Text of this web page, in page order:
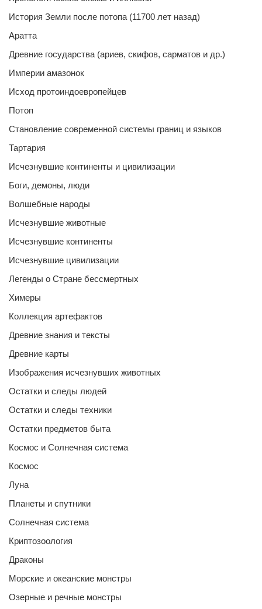
История Земли после потопа (11700 лет назад)
Аратта
Древние государства (ариев, скифов, сарматов и др.)
Империи амазонок
Исход протоиндоевропейцев
Потоп
Становление современной системы границ и языков
Тартария
Исчезнувшие континенты и цивилизации
Боги, демоны, люди
Волшебные народы
Исчезнувшие животные
Исчезнувшие континенты
Исчезнувшие цивилизации
Легенды о Стране бессмертных
Химеры
Коллекция артефактов
Древние знания и тексты
Древние карты
Изображения исчезнувших животных
Остатки и следы людей
Остатки и следы техники
Остатки предметов быта
Космос и Солнечная система
Космос
Луна
Планеты и спутники
Солнечная система
Криптозоология
Драконы
Морские и океанские монстры
Озерные и речные монстры